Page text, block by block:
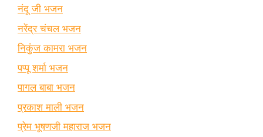
नंदू जी भजन
नरेंद्र चंचल भजन
निकुंज कामरा भजन
पप्पू शर्मा भजन
पागल बाबा भजन
प्रकाश माली भजन
प्रेम भूषणजी महाराज भजन